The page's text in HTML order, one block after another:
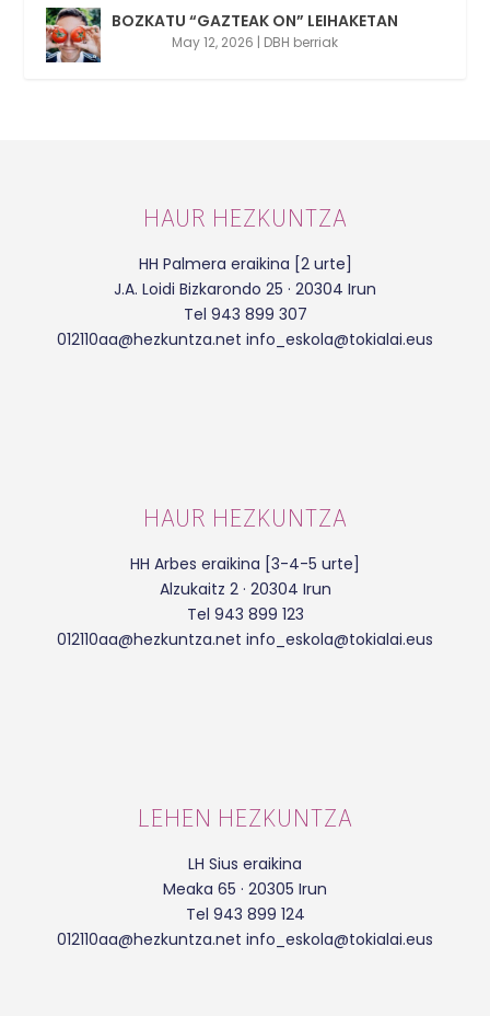
BOZKATU “GAZTEAK ON” LEIHAKETAN
May 12, 2026 | DBH berriak
HAUR HEZKUNTZA
HH Palmera eraikina [2 urte]
J.A. Loidi Bizkarondo 25 · 20304 Irun
Tel 943 899 307
012110aa@hezkuntza.net info_eskola@tokialai.eus
HAUR HEZKUNTZA
HH Arbes eraikina [3-4-5 urte]
Alzukaitz 2 · 20304 Irun
Tel 943 899 123
012110aa@hezkuntza.net info_eskola@tokialai.eus
LEHEN HEZKUNTZA
LH Sius eraikina
Meaka 65 · 20305 Irun
Tel 943 899 124
012110aa@hezkuntza.net info_eskola@tokialai.eus